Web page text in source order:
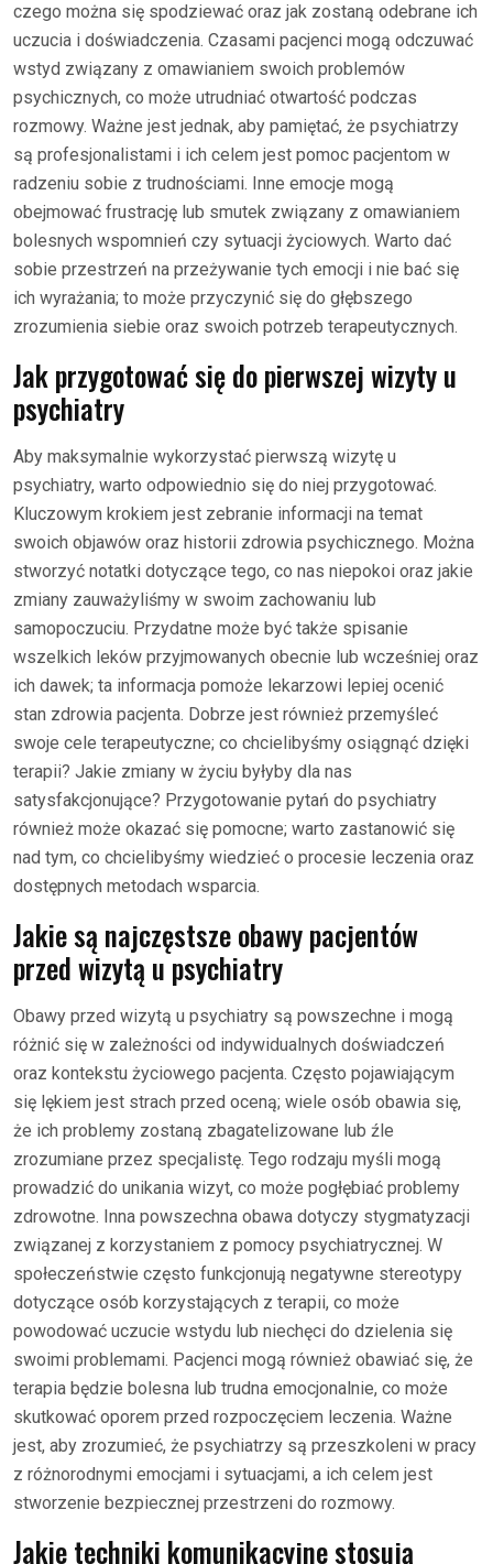
czego można się spodziewać oraz jak zostaną odebrane ich
uczucia i doświadczenia. Czasami pacjenci mogą odczuwać
wstyd związany z omawianiem swoich problemów
psychicznych, co może utrudniać otwartość podczas
rozmowy. Ważne jest jednak, aby pamiętać, że psychiatrzy
są profesjonalistami i ich celem jest pomoc pacjentom w
radzeniu sobie z trudnościami. Inne emocje mogą
obejmować frustrację lub smutek związany z omawianiem
bolesnych wspomnień czy sytuacji życiowych. Warto dać
sobie przestrzeń na przeżywanie tych emocji i nie bać się
ich wyrażania; to może przyczynić się do głębszego
zrozumienia siebie oraz swoich potrzeb terapeutycznych.
Jak przygotować się do pierwszej wizyty u
psychiatry
Aby maksymalnie wykorzystać pierwszą wizytę u
psychiatry, warto odpowiednio się do niej przygotować.
Kluczowym krokiem jest zebranie informacji na temat
swoich objawów oraz historii zdrowia psychicznego. Można
stworzyć notatki dotyczące tego, co nas niepokoi oraz jakie
zmiany zauważyliśmy w swoim zachowaniu lub
samopoczuciu. Przydatne może być także spisanie
wszelkich leków przyjmowanych obecnie lub wcześniej oraz
ich dawek; ta informacja pomoże lekarzowi lepiej ocenić
stan zdrowia pacjenta. Dobrze jest również przemyśleć
swoje cele terapeutyczne; co chcielibyśmy osiągnąć dzięki
terapii? Jakie zmiany w życiu byłyby dla nas
satysfakcjonujące? Przygotowanie pytań do psychiatry
również może okazać się pomocne; warto zastanowić się
nad tym, co chcielibyśmy wiedzieć o procesie leczenia oraz
dostępnych metodach wsparcia.
Jakie są najczęstsze obawy pacjentów
przed wizytą u psychiatry
Obawy przed wizytą u psychiatry są powszechne i mogą
różnić się w zależności od indywidualnych doświadczeń
oraz kontekstu życiowego pacjenta. Często pojawiającym
się lękiem jest strach przed oceną; wiele osób obawia się,
że ich problemy zostaną zbagatelizowane lub źle
zrozumiane przez specjalistę. Tego rodzaju myśli mogą
prowadzić do unikania wizyt, co może pogłębiać problemy
zdrowotne. Inna powszechna obawa dotyczy stygmatyzacji
związanej z korzystaniem z pomocy psychiatrycznej. W
społeczeństwie często funkcjonują negatywne stereotypy
dotyczące osób korzystających z terapii, co może
powodować uczucie wstydu lub niechęci do dzielenia się
swoimi problemami. Pacjenci mogą również obawiać się, że
terapia będzie bolesna lub trudna emocjonalnie, co może
skutkować oporem przed rozpoczęciem leczenia. Ważne
jest, aby zrozumieć, że psychiatrzy są przeszkoleni w pracy
z różnorodnymi emocjami i sytuacjami, a ich celem jest
stworzenie bezpiecznej przestrzeni do rozmowy.
Jakie techniki komunikacyjne stosują